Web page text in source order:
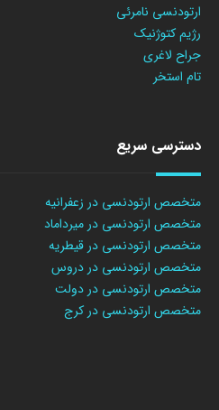
ارتودنسی نامرئی
رژیم کتوژنیک
جراح لاغری
تام استخر
دسترسی سریع
متخصص ارتودنسی در زعفرانیه
متخصص ارتودنسی در میرداماد
متخصص ارتودنسی در قیطریه
متخصص ارتودنسی در دروس
متخصص ارتودنسی در دولت
متخصص ارتودنسی در کرج